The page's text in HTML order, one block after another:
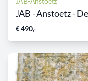
JAB - Anstoetz -
€ 490,-